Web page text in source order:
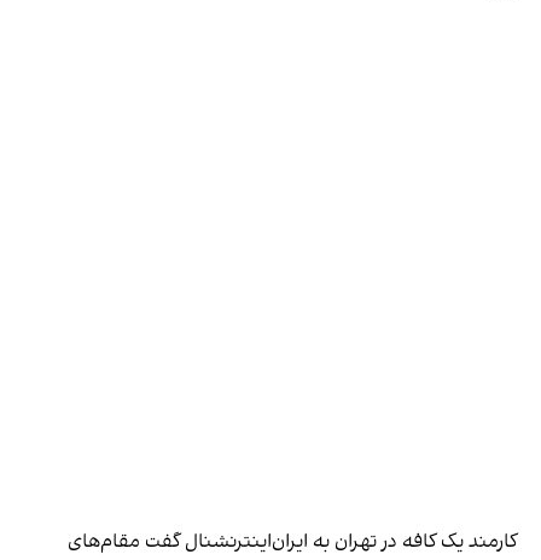
کارمند یک کافه در تهران به ایران‌اینترنشنال گفت مقام‌های